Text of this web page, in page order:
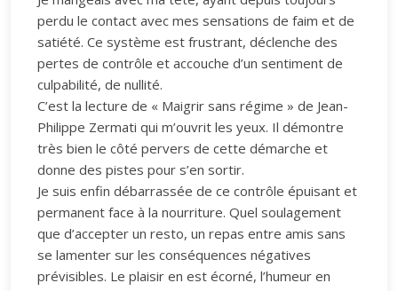
perdu le contact avec mes sensations de faim et de
satiété. Ce système est frustrant, déclenche des
pertes de contrôle et accouche d’un sentiment de
culpabilité, de nullité.
C’est la lecture de « Maigrir sans régime » de Jean-
Philippe Zermati qui m’ouvrit les yeux. Il démontre
très bien le côté pervers de cette démarche et
donne des pistes pour s’en sortir.
Je suis enfin débarrassée de ce contrôle épuisant et
permanent face à la nourriture. Quel soulagement
que d’accepter un resto, un repas entre amis sans
se lamenter sur les conséquences négatives
prévisibles. Le plaisir en est écorné, l’humeur en